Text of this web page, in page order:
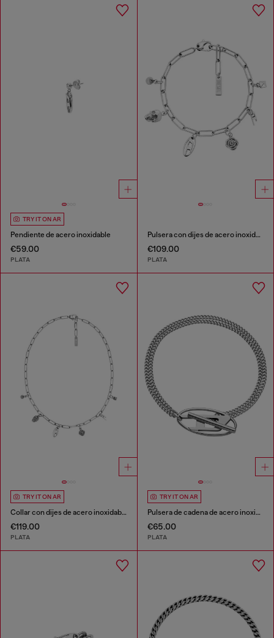
TRY IT ON AR
Pendiente de acero inoxidable
€59.00
PLATA
Pulsera con dijes de acero inoxidable
€109.00
PLATA
TRY IT ON AR
Collar con dijes de acero inoxidable
€119.00
PLATA
TRY IT ON AR
Pulsera de cadena de acero inoxidable
€65.00
PLATA